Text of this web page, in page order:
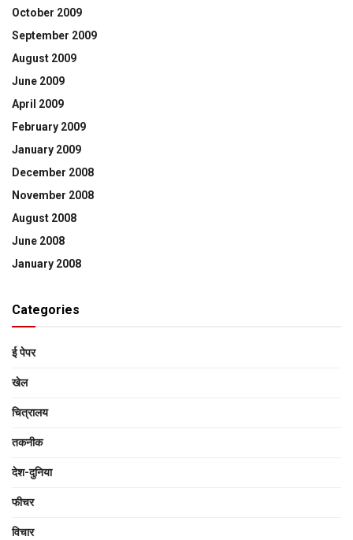
October 2009
September 2009
August 2009
June 2009
April 2009
February 2009
January 2009
December 2008
November 2008
August 2008
June 2008
January 2008
Categories
ई पेपर
खेल
चित्रालय
तकनीक
देश-दुनिया
फीचर
विचार